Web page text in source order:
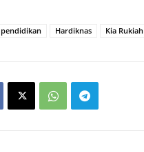
Hardiknas Kia Rukiah